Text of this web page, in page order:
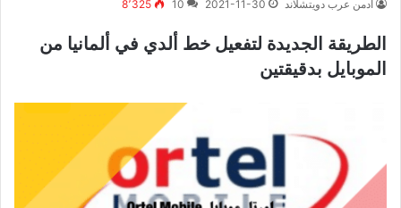
ادمن عرب دويتشلاند 2021-11-30
10 8٬325
الطريقة الجديدة لتفعيل خط ألدي في ألمانيا من
الموبايل بدقيقتين